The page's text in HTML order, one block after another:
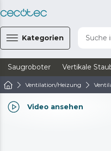
Kategorien Suche
Saugroboter Vertikale
Ventilation/Heizung
Video ansehen